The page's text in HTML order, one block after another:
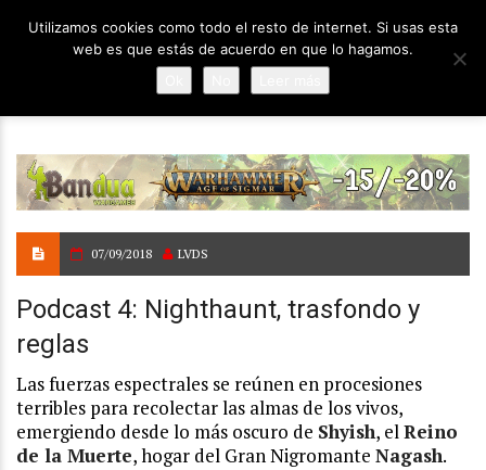
07/09/2018 LVDS
Podcast 4: Nighthaunt, trasfondo y
reglas
Las fuerzas espectrales se reúnen en procesiones
terribles para recolectar las almas de los vivos,
emergiendo desde lo más oscuro de Shyish, elReino
de la Muerte, hogar del Gran Nigromante Nagash.
Utilizamos cookies como todo el resto de internet. Si usas esta
web es que estás de acuerdo en que lo hagamos.